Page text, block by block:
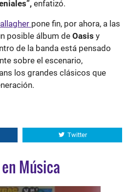
enfatizó.
pone fin, por ahora, a las
posible álbum de Oasis y
de la banda está pensado
sobre el escenario,
los grandes clásicos que
Twitter
Música